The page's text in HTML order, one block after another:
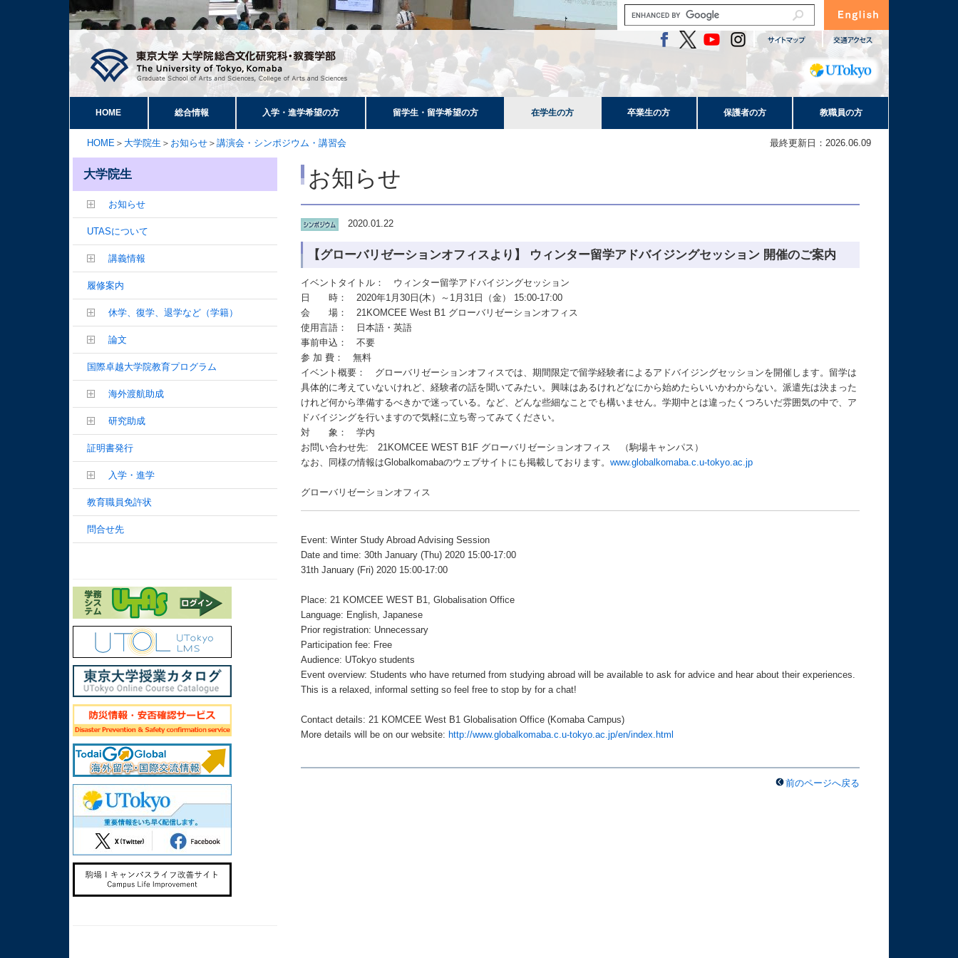
HOME 総合情報 入学・進学希望の方 留学生・留学希望の方 在学生の方 卒業生の方 保護者の方 教職員の方
HOME ＞ 大学院生 ＞ お知らせ ＞ 講演会・シンポジウム・講習会 最終更新日：2026.06.09
お知らせ
2020.01.22
【グローバリゼーションオフィスより】 ウィンター留学アドバイジングセッション 開催のご案内
イベントタイトル： ウィンター留学アドバイジングセッション
日 時： 2020年1月30日(木）～1月31日（金） 15:00-17:00
会 場： 21KOMCEE West B1 グローバリゼーションオフィス
使用言語： 日本語・英語
事前申込： 不要
参 加 費： 無料
イベント概要： グローバリゼーションオフィスでは、期間限定で留学経験者によるアドバイジングセッションを開催します。留学は
具体的に考えていないけれど、経験者の話を聞いてみたい。興味はあるけれどなにから始めたらいいかわからない。派遣先は決まった
けれど何から準備するべきかで迷っている。など、どんな些細なことでも構いません。学期中とは違ったくつろいだ雰囲気の中で、ア
ドバイジングを行いますので気軽に立ち寄ってみてください。
対 象： 学内
お問い合わせ先: 21KOMCEE WEST B1F グローバリゼーションオフィス （駒場キャンパス）
なお、同様の情報はGlobalkomabaのウェブサイトにも掲載しております。www.globalkomaba.c.u-tokyo.ac.jp
グローバリゼーションオフィス
Event: Winter Study Abroad Advising Session
Date and time: 30th January (Thu) 2020 15:00-17:00
31th January (Fri) 2020 15:00-17:00
Place: 21 KOMCEE WEST B1, Globalisation Office
Language: English, Japanese
Prior registration: Unnecessary
Participation fee: Free
Audience: UTokyo students
Event overview: Students who have returned from studying abroad will be available to ask for advice and hear about their experiences.
This is a relaxed, informal setting so feel free to stop by for a chat!
Contact details: 21 KOMCEE West B1 Globalisation Office (Komaba Campus)
More details will be on our website: http://www.globalkomaba.c.u-tokyo.ac.jp/en/index.html
前のページへ戻る
大学院生
お知らせ
UTASについて
講義情報
履修案内
休学、復学、退学など（学籍）
論文
国際卓越大学院教育プログラム
海外渡航助成
研究助成
証明書発行
入学・進学
教育職員免許状
問合せ先